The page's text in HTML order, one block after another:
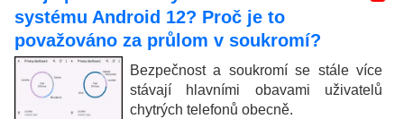
systému Android 12? Proč je to
považováno za průlom v soukromí?
Bezpečnost a soukromí se stále více
stávají hlavními obavami uživatelů
chytrých telefonů obecně.